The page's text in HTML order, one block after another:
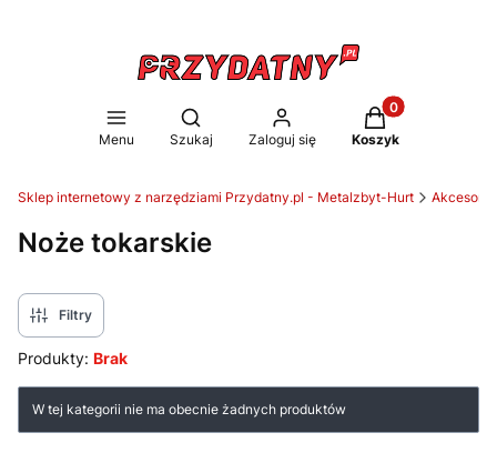
Menu
Otwórz wyszukiwarkę
Szukaj Zaloguj się
Produkty w
Koszyk
Sklep internetowy z narzędziami Przydatny.pl - Metalzbyt-Hurt
Noże tokarskie
Filtry
Produkty: Brak
Lista produktów
W tej kategorii nie ma obecnie żadnych produktów